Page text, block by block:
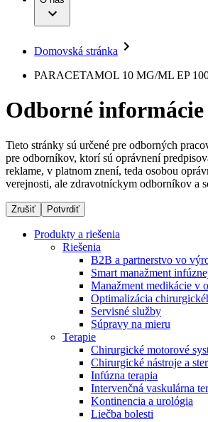
Liečba bolesti
Mimotelové čistenie krvi
Neurochirurgia
Onkológia
Ortopédia
Spinálna chirurgia
Starostlivosť o rany
Starostlivosť o stómiu
Uzatváranie rán
Terapie
Ochorenia
Služby pre pacientov
Vaša príležitosť
Médiá
Tlačové správy
Kontakt
Spoločnosť
Zodpovednosť
Médiá
Kontakt
Domovská stránka
PARACETAMOL 10 MG/ML EP
Odborné
Tieto stránky sú určené pre odborných
pre odborníkov, ktorí sú oprávnení
reklame, v platnom znení, teda osobou
verejnosti, ale zdravotníckym odborníkov a
Zrušiť Potvrdiť
Produkty a riešenia
Riešenia
B2B a partnerstvo vo
Smart manažment
Manažment medikácie v
Optimalizácia
Servisné služby
Súpravy na mieru
Terapie
Chirurgické motorové
Chirurgické nástroje a
Infúzna terapia
Intervenčná vaskulárna
Kontinencia a urológia
Liečba bolesti